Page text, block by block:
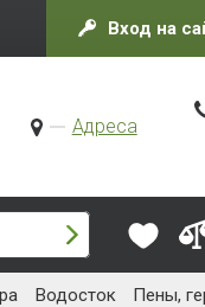
Вход на
Адреса
Водосток Пены,